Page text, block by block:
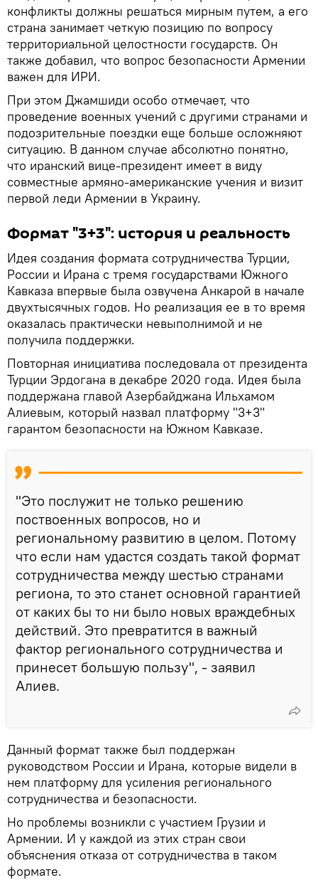
конфликты должны решаться мирным путем, а его
страна занимает четкую позицию по вопросу
территориальной целостности государств. Он
также добавил, что вопрос безопасности Армении
важен для ИРИ.
При этом Джамшиди особо отмечает, что
проведение военных учений с другими странами и
подозрительные поездки еще больше осложняют
ситуацию. В данном случае абсолютно понятно,
что иранский вице-президент имеет в виду
совместные армяно-американские учения и визит
первой леди Армении в Украину.
Формат "3+3": история и реальность
Идея создания формата сотрудничества Турции,
России и Ирана с тремя государствами Южного
Кавказа впервые была озвучена Анкарой в начале
двухтысячных годов. Но реализация ее в то время
оказалась практически невыполнимой и не
получила поддержки.
Повторная инициатива последовала от президента
Турции Эрдогана в декабре 2020 года. Идея была
поддержана главой Азербайджана Ильхамом
Алиевым, который назвал платформу "3+3"
гарантом безопасности на Южном Кавказе.
"Это послужит не только решению
поствоенных вопросов, но и
региональному развитию в целом. Потому
что если нам удастся создать такой формат
сотрудничества между шестью странами
региона, то это станет основной гарантией
от каких бы то ни было новых враждебных
действий. Это превратится в важный
фактор регионального сотрудничества и
принесет большую пользу", - заявил
Алиев.
Данный формат также был поддержан
руководством России и Ирана, которые видели в
нем платформу для усиления регионального
сотрудничества и безопасности.
Но проблемы возникли с участием Грузии и
Армении. И у каждой из этих стран свои
объяснения отказа от сотрудничества в таком
формате.